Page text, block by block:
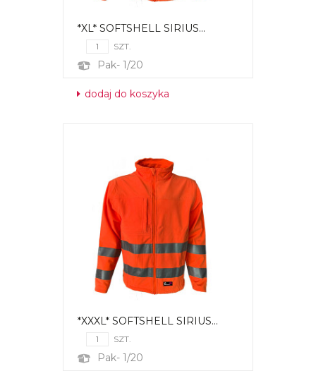
*XL* SOFTSHELL SIRIUS...
SZT.
Pak- 1/20
dodaj do koszyka
*XXXL* SOFTSHELL SIRIUS...
SZT.
Pak- 1/20